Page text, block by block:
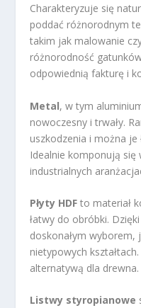
Charakteryzuje się
poddać różnorodnym
takim jak malowanie
różnorodność
odpowiednią fakturę i
Metal, w tym
nowoczesny i trwały.
uszkodzenia i można
Idealnie komponują się
industrialnych
Płyty HDF to materiał
łatwy do obróbki.
doskonałym wyborem,
nietypowych
alternatywą dla drewna.
Listwy styropianowe